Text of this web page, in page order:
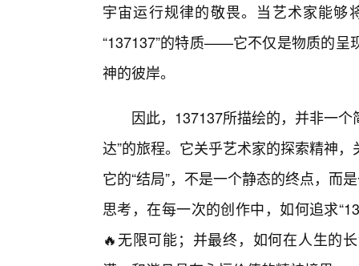
宇宙运行规律的敬畏。当艺术家能够
“137137”的特质——它不仅是物质的呈
神的彼岸。
因此，137137所描绘的，并非一个
达”的旅程。它关乎艺术家的探索精神
它的“结局”，不是一个静态的终点，而
思考，在每一次的创作中，如何追求
🔥无限可能；并最终，如何在人生的